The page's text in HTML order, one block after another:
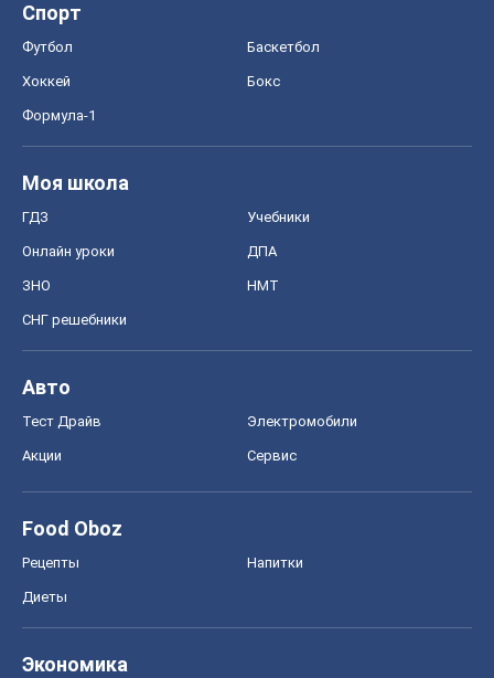
Спорт
Футбол Баскетбол
Хоккей Бокс
Формула-1
Моя школа
ГДЗ Учебники
Онлайн уроки ДПА
ЗНО НМТ
СНГ решебники
Авто
Тест Драйв Электромобили
Акции Сервис
Food Oboz
Рецепты Напитки
Диеты
Экономика